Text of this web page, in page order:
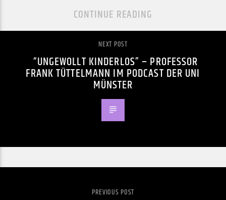
CONTINUE READING
NEXT POST
“UNGEWOLLT KINDERLOS” – PROFESSOR
FRANK TÜTTELMANN IM PODCAST DER UNI
MÜNSTER
PREVIOUS POST